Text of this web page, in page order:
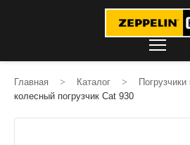
Главная > Каталог >
колесный погрузчик Cat 930